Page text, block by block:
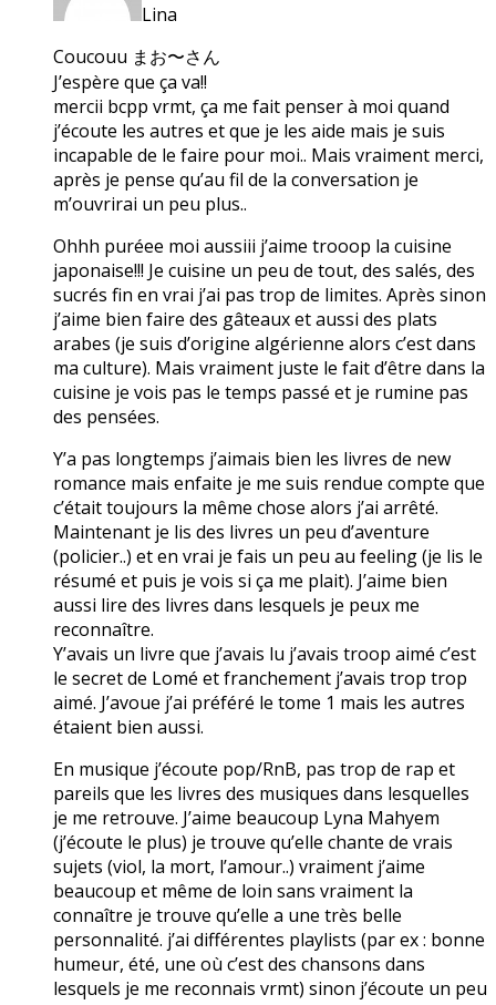
Lina
Coucouu まお〜さん
J’espère que ça va!!
mercii bcpp vrmt, ça me fait penser à moi quand
j’écoute les autres et que je les aide mais je suis
incapable de le faire pour moi.. Mais vraiment merci,
après je pense qu’au fil de la conversation je
m’ouvrirai un peu plus..
Ohhh puréee moi aussiii j’aime trooop la cuisine
japonaise!!! Je cuisine un peu de tout, des salés, des
sucrés fin en vrai j’ai pas trop de limites. Après sinon
j’aime bien faire des gâteaux et aussi des plats
arabes (je suis d’origine algérienne alors c’est dans
ma culture). Mais vraiment juste le fait d’être dans la
cuisine je vois pas le temps passé et je rumine pas
des pensées.
Y’a pas longtemps j’aimais bien les livres de new
romance mais enfaite je me suis rendue compte que
c’était toujours la même chose alors j’ai arrêté.
Maintenant je lis des livres un peu d’aventure
(policier..) et en vrai je fais un peu au feeling (je lis le
résumé et puis je vois si ça me plait). J’aime bien
aussi lire des livres dans lesquels je peux me
reconnaître.
Y’avais un livre que j’avais lu j’avais troop aimé c’est
le secret de Lomé et franchement j’avais trop trop
aimé. J’avoue j’ai préféré le tome 1 mais les autres
étaient bien aussi.
En musique j’écoute pop/RnB, pas trop de rap et
pareils que les livres des musiques dans lesquelles
je me retrouve. J’aime beaucoup Lyna Mahyem
(j’écoute le plus) je trouve qu’elle chante de vrais
sujets (viol, la mort, l’amour..) vraiment j’aime
beaucoup et même de loin sans vraiment la
connaître je trouve qu’elle a une très belle
personnalité. j’ai différentes playlists (par ex : bonne
humeur, été, une où c’est des chansons dans
lesquels je me reconnais vrmt) sinon j’écoute un peu